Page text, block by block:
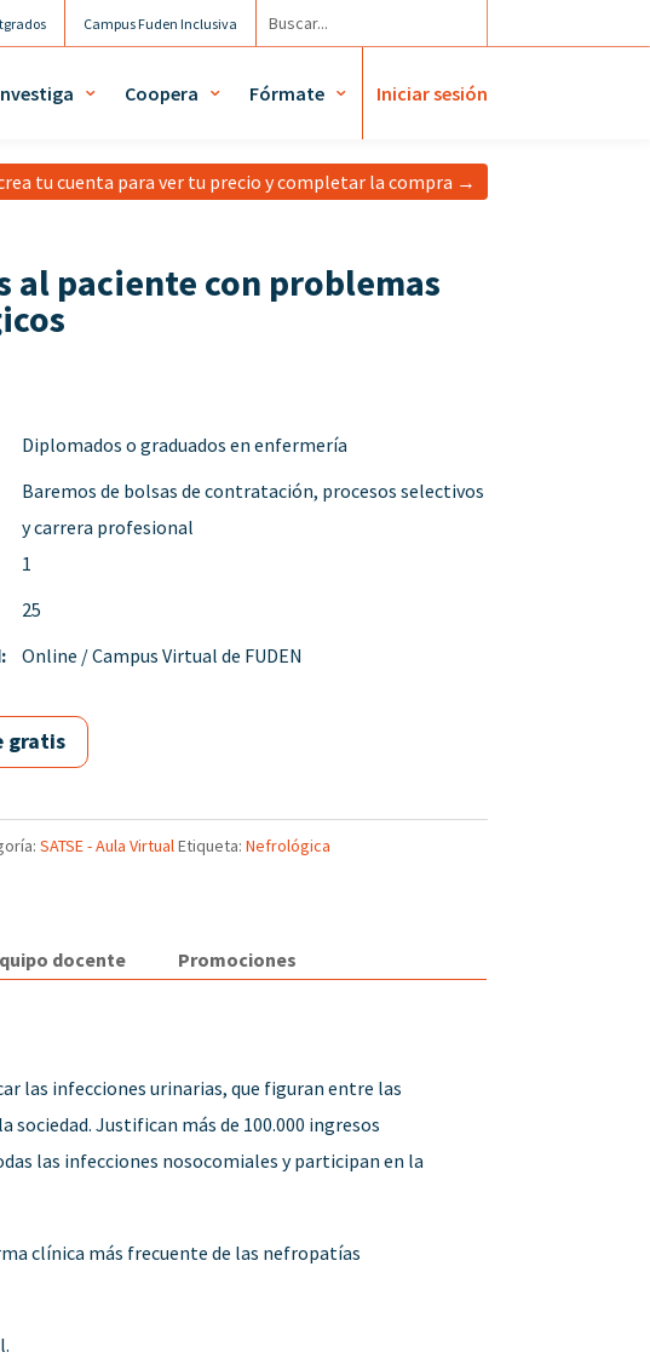
Campus Fuden Inclusiva
Coopera Fórmate Iniciar sesión
tu cuenta para ver tu precio y completar la compra →
al paciente con problemas
Diplomados o graduados en enfermería
Baremos de bolsas de contratación, procesos selectivos
y carrera profesional
1
25
Online / Campus Virtual de FUDEN
gratis
SATSE - Aula Virtual Etiqueta: Nefrológica
docente Promociones
las infecciones urinarias, que figuran entre las
Justifican más de 100.000 ingresos
las infecciones nosocomiales y participan en la
clínica más frecuente de las nefropatías